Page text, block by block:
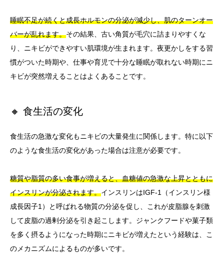
睡眠不足が続くと成長ホルモンの分泌が減少し、肌のターンオー
バーが乱れます。その結果、古い角質が毛穴に詰まりやすくな
り、ニキビができやすい肌環境が生まれます。夜更かしをする習
慣がついた時期や、仕事や育児で十分な睡眠が取れない時期にニ
キビが突然増えることはよくあることです。
🔸 食生活の変化
食生活の急激な変化もニキビの大量発生に関係します。特に以下
のような食生活の変化があった場合は注意が必要です。
糖質や脂質の多い食事が増えると、血糖値の急激な上昇とともに
インスリンが分泌されます。インスリンはIGF-1（インスリン様
成長因子1）と呼ばれる物質の分泌を促し、これが皮脂腺を刺激
して皮脂の過剰分泌を引き起こします。ジャンクフードや菓子類
を多く摂るようになった時期にニキビが増えたという経験は、こ
のメカニズムによるものが多いです。